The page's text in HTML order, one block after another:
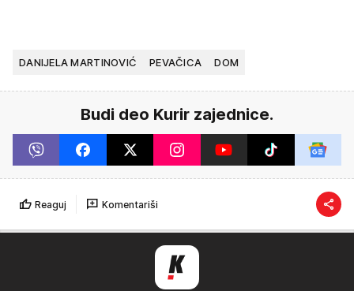
DANIJELA MARTINOVIĆ PEVAČICA DOM
Budi deo Kurir zajednice.
Reaguj Komentariši